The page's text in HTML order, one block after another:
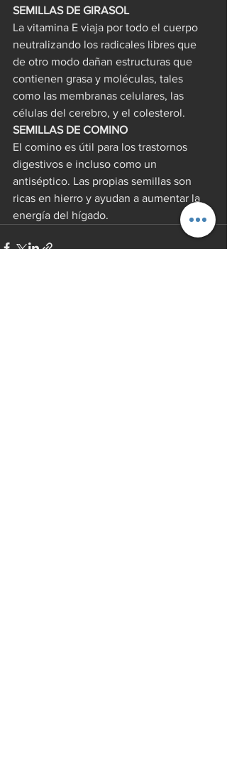
SEMILLAS DE GIRASOL
La vitamina E viaja por todo el cuerpo
neutralizando los radicales libres que
de otro modo dañan estructuras que
contienen grasa y moléculas, tales
como las membranas celulares, las
células del cerebro, y el colesterol.
SEMILLAS DE COMINO
El comino es útil para los trastornos
digestivos e incluso como un
antiséptico. Las propias semillas son
ricas en hierro y ayudan a aumentar la
energía del hígado.